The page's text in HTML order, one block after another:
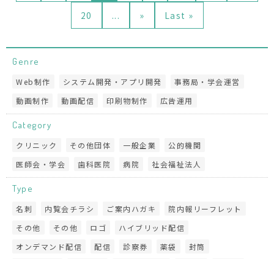
20 ... » Last »
Genre
Web制作 システム開発・アプリ開発
事務局・学会運営
動画制作
動画配信 印刷物制作 広告運用
Category
クリニック その他団体 一般企業
公的機関
医師会・学会
歯科医院 病院 社会福祉法人
Type
名刺 内覧会チラシ ご案内ハガキ
院内報リーフレット
その他
その他 ロゴ
ハイブリッド配信
オンデマンド配信
配信 診察券 薬袋
封筒